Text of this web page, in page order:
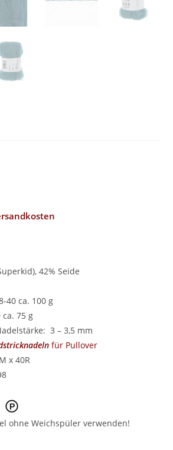
42% Seide
40 ca. 100 g
ca. 75 g
3 – 3,5 mm
für Pullover
x 40R
ohne Weichspüler verwenden!